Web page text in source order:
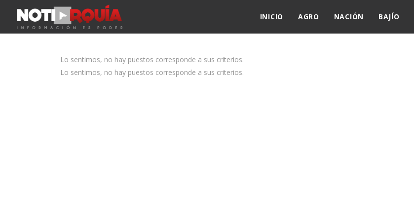
INICIO AGRO NACIÓN BAJÍO
Lo sentimos, no hay puestos corresponde a sus criterios.
Lo sentimos, no hay puestos corresponde a sus criterios.